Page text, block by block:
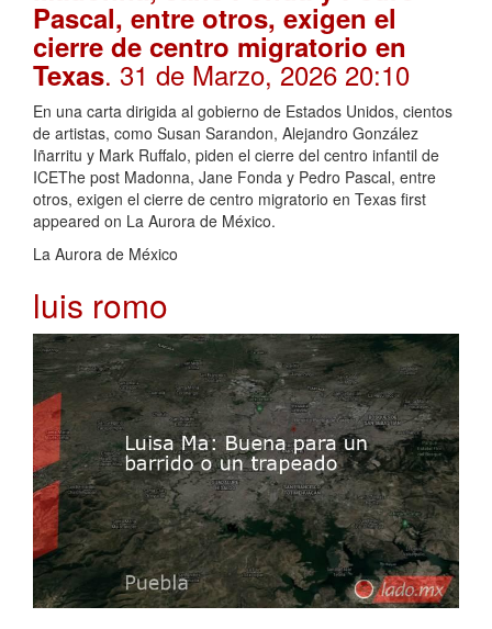
Pascal, entre otros, exigen el
cierre de centro migratorio en
Texas. 31 de Marzo, 2026 20:10
En una carta dirigida al gobierno de Estados Unidos, cientos
de artistas, como Susan Sarandon, Alejandro González
Iñarritu y Mark Ruffalo, piden el cierre del centro infantil de
ICEThe post Madonna, Jane Fonda y Pedro Pascal, entre
otros, exigen el cierre de centro migratorio en Texas first
appeared on La Aurora de México.
La Aurora de México
luis romo